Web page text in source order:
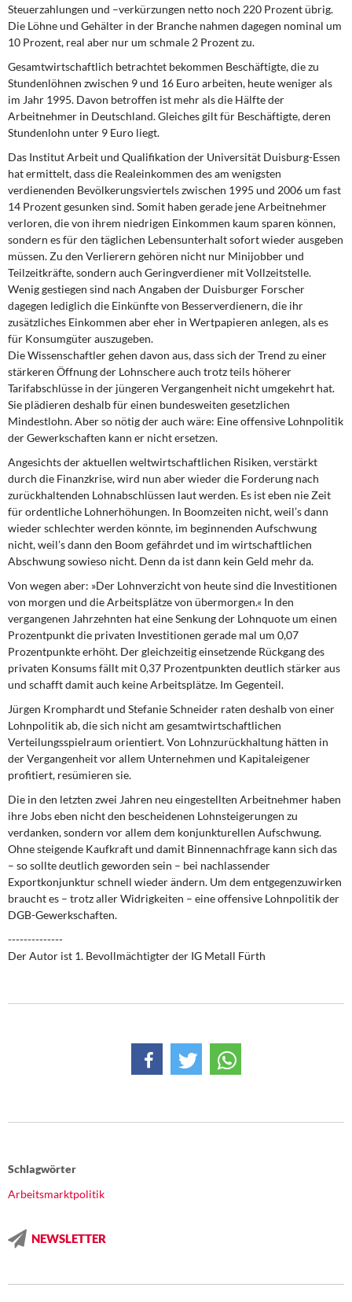
Steuerzahlungen und –verkürzungen netto noch 220 Prozent übrig.
Die Löhne und Gehälter in der Branche nahmen dagegen nominal um
10 Prozent, real aber nur um schmale 2 Prozent zu.
Gesamtwirtschaftlich betrachtet bekommen Beschäftigte, die zu
Stundenlöhnen zwischen 9 und 16 Euro arbeiten, heute weniger als
im Jahr 1995. Davon betroffen ist mehr als die Hälfte der
Arbeitnehmer in Deutschland. Gleiches gilt für Beschäftigte, deren
Stundenlohn unter 9 Euro liegt.
Das Institut Arbeit und Qualifikation der Universität Duisburg-Essen
hat ermittelt, dass die Realeinkommen des am wenigsten
verdienenden Bevölkerungsviertels zwischen 1995 und 2006 um fast
14 Prozent gesunken sind. Somit haben gerade jene Arbeitnehmer
verloren, die von ihrem niedrigen Einkommen kaum sparen können,
sondern es für den täglichen Lebensunterhalt sofort wieder ausgeben
müssen. Zu den Verlierern gehören nicht nur Minijobber und
Teilzeitkräfte, sondern auch Geringverdiener mit Vollzeitstelle.
Wenig gestiegen sind nach Angaben der Duisburger Forscher
dagegen lediglich die Einkünfte von Besserverdienern, die ihr
zusätzliches Einkommen aber eher in Wertpapieren anlegen, als es
für Konsumgüter auszugeben.
Die Wissenschaftler gehen davon aus, dass sich der Trend zu einer
stärkeren Öffnung der Lohnschere auch trotz teils höherer
Tarifabschlüsse in der jüngeren Vergangenheit nicht umgekehrt hat.
Sie plädieren deshalb für einen bundesweiten gesetzlichen
Mindestlohn. Aber so nötig der auch wäre: Eine offensive Lohnpolitik
der Gewerkschaften kann er nicht ersetzen.
Angesichts der aktuellen weltwirtschaftlichen Risiken, verstärkt
durch die Finanzkrise, wird nun aber wieder die Forderung nach
zurückhaltenden Lohnabschlüssen laut werden. Es ist eben nie Zeit
für ordentliche Lohnerhöhungen. In Boomzeiten nicht, weil’s dann
wieder schlechter werden könnte, im beginnenden Aufschwung
nicht, weil’s dann den Boom gefährdet und im wirtschaftlichen
Abschwung sowieso nicht. Denn da ist dann kein Geld mehr da.
Von wegen aber: »Der Lohnverzicht von heute sind die Investitionen
von morgen und die Arbeitsplätze von übermorgen.« In den
vergangenen Jahrzehnten hat eine Senkung der Lohnquote um einen
Prozentpunkt die privaten Investitionen gerade mal um 0,07
Prozentpunkte erhöht. Der gleichzeitig einsetzende Rückgang des
privaten Konsums fällt mit 0,37 Prozentpunkten deutlich stärker aus
und schafft damit auch keine Arbeitsplätze. Im Gegenteil.
Jürgen Kromphardt und Stefanie Schneider raten deshalb von einer
Lohnpolitik ab, die sich nicht am gesamtwirtschaftlichen
Verteilungsspielraum orientiert. Von Lohnzurückhaltung hätten in
der Vergangenheit vor allem Unternehmen und Kapitaleigener
profitiert, resümieren sie.
Die in den letzten zwei Jahren neu eingestellten Arbeitnehmer haben
ihre Jobs eben nicht den bescheidenen Lohnsteigerungen zu
verdanken, sondern vor allem dem konjunkturellen Aufschwung.
Ohne steigende Kaufkraft und damit Binnennachfrage kann sich das
– so sollte deutlich geworden sein – bei nachlassender
Exportkonjunktur schnell wieder ändern. Um dem entgegenzuwirken
braucht es – trotz aller Widrigkeiten – eine offensive Lohnpolitik der
DGB-Gewerkschaften.
--------------
Der Autor ist 1. Bevollmächtigter der IG Metall Fürth
Schlagwörter
Arbeitsmarktpolitik
NEWSLETTER